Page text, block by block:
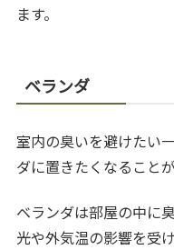
ます。
ベランダ
室内の臭いを避けたい
ダに置きたくなることが
ベランダは部屋の中に
光や外気温の影響を受